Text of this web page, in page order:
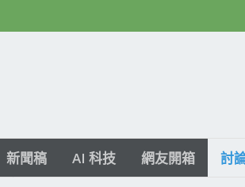
新聞稿 AI 科技 網友開箱 討